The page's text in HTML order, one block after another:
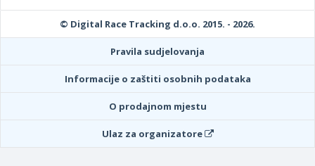
© Digital Race Tracking d.o.o. 2015. - 2026.
Pravila sudjelovanja
Informacije o zaštiti osobnih podataka
O prodajnom mjestu
Ulaz za organizatore